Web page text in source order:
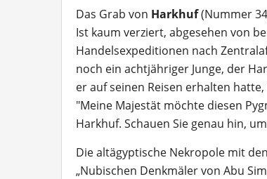
Das Grab von Harkhuf(Nummer
Ist kaum verziert, abgesehen von
Handelsexpeditionen nach
noch ein achtjähriger Junge, der
er auf seinen Reisen erhalten
"Meine Majestät möchte diesen
Harkhuf. Schauen Sie genau hin,
Die altägyptische Nekropole mit
„Nubischen Denkmäler von Abu